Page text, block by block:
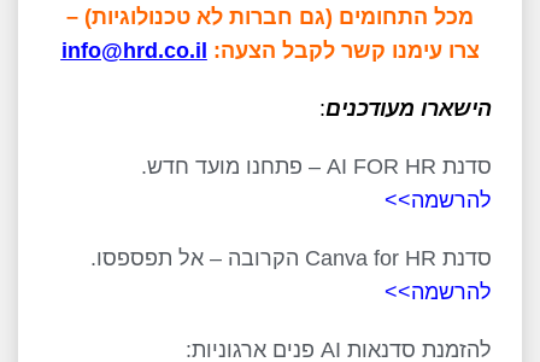
מכל התחומים (גם חברות לא טכנולוגיות) –
צרו עימנו קשר לקבל הצעה: info@hrd.co.il
הישארו מעודכנים:
סדנת AI FOR HR – פתחנו מועד חדש.
להרשמה>>
סדנת Canva for HR הקרובה – אל תפספסו.
להרשמה>>
להזמנת סדנאות AI פנים ארגוניות: